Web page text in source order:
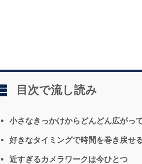
目次で流し読み
小さなきっかけからどんどん広がっ
好きなタイミングで時間を巻き戻せ
近すぎるカメラワークは今ひとつ